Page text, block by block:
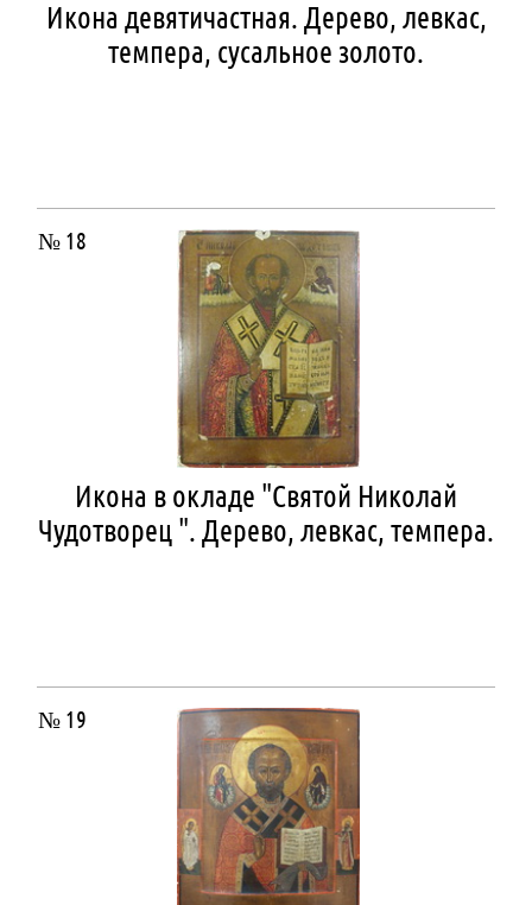
Икона девятичастная. Дерево, левкас,
темпера, сусальное золото.
№ 18
Икона в окладе "Святой Николай
Чудотворец ". Дерево, левкас, темпера.
№ 19